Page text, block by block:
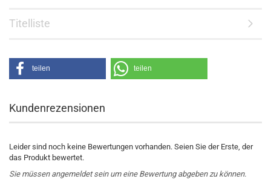
Titelliste
teilen teilen
Kundenrezensionen
Leider sind noch keine Bewertungen vorhanden. Seien Sie der Erste, der
das Produkt bewertet.
Sie müssen angemeldet sein um eine Bewertung abgeben zu können.